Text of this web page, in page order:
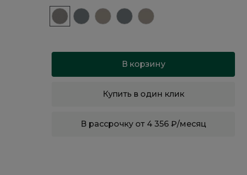
В корзину
Купить в один клик
В рассрочку от 4 356 ₽/месяц